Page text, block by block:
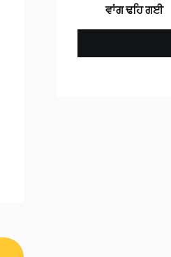
ਵਾਂਗ ਢਹਿ ਗਈ